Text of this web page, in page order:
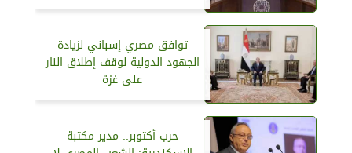
توافق مصري إسباني لزيادة
الجهود الدولية لوقف إطلاق النار
على غزة
حرب أكتوبر.. مدير مكتبة